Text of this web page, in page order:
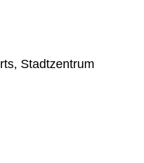
Stadtzentrum